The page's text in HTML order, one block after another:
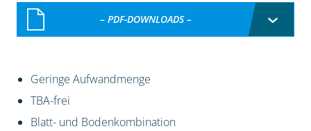
– PDF-DOWNLOADS –
Geringe Aufwandmenge
TBA-frei
Blatt- und Bodenkombination